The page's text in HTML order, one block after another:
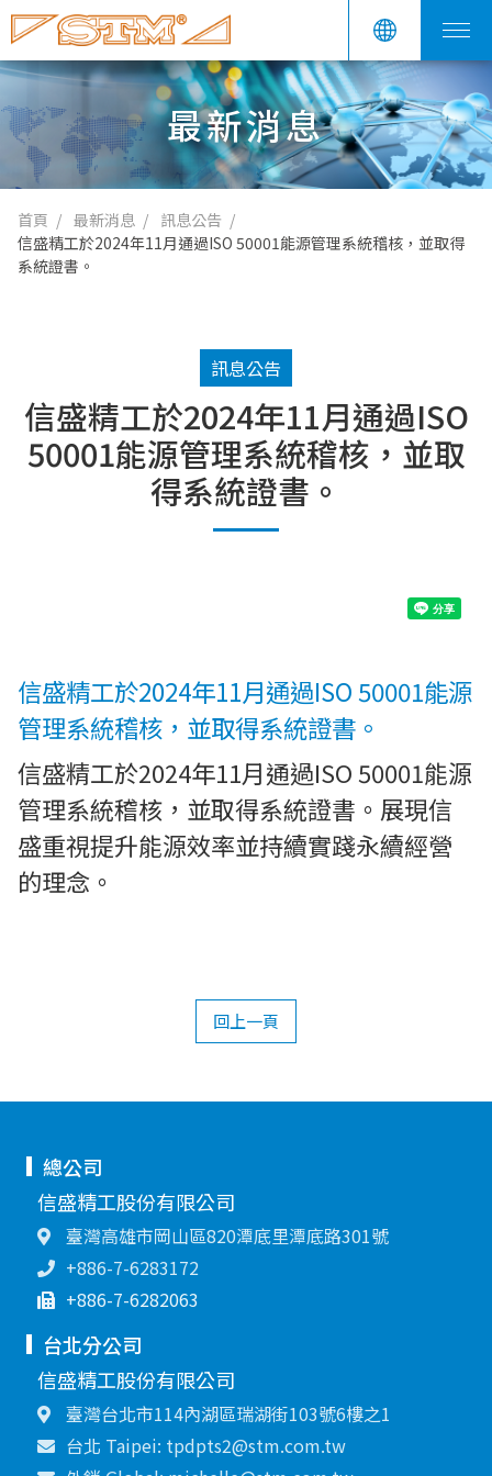
最新消息
首頁 最新消息
訊息公告
信盛精工於2024年11月通過ISO 50001能源管理系統稽核，並取得
系統證書。
訊息公告
信盛精工於2024年11月通過ISO
50001能源管理系統稽核，並取
得系統證書。
信盛精工於2024年11月通過ISO 50001能源
管理系統稽核，並取得系統證書。
信盛精工於2024年11月通過ISO 50001能源
管理系統稽核，並取得系統證書。展現信
盛重視提升能源效率並持續實踐永續經營
的理念。
回上一頁
總公司
信盛精工股份有限公司
臺灣高雄市岡山區820潭底里潭底路301號
+886-7-6283172
+886-7-6282063
台北分公司
信盛精工股份有限公司
臺灣台北市114內湖區瑞湖街103號6樓之1
台北 Taipei: tpdpts2@stm.com.tw